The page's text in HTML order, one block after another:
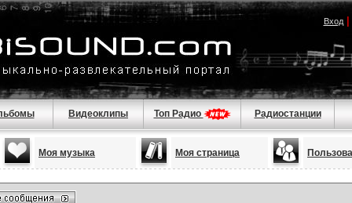
Вход|
Видеоклипы Топ Радио Радиостанции
Моя музыка Моя страница